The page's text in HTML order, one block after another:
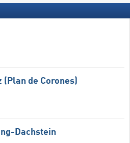
(Plan de Corones)
Dachstein